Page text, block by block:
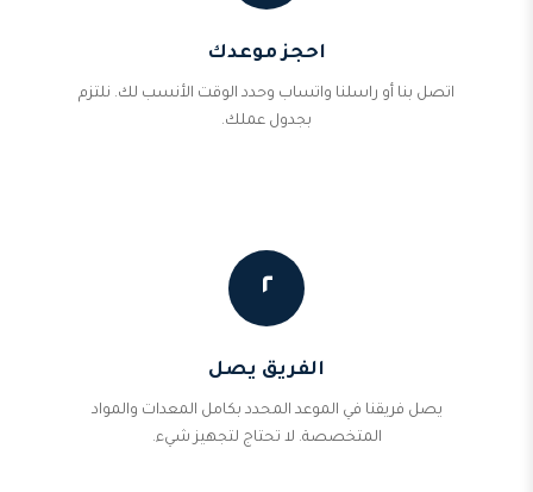
احجز موعدك
اتصل بنا أو راسلنا واتساب وحدد الوقت الأنسب لك. نلتزم
بجدول عملك.
٢
الفريق يصل
يصل فريقنا في الموعد المحدد بكامل المعدات والمواد
المتخصصة. لا تحتاج لتجهيز شيء.